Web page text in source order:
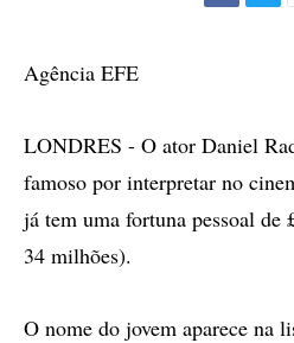
Agência EFE
LONDRES - O ator Daniel
famoso por interpretar no
já tem uma fortuna pessoal de
34 milhões).
O nome do jovem aparece na